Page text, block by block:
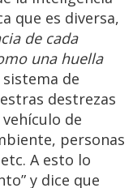
que es diversa,
de cada
una huella
de
destrezas
de
personas
A esto lo
y dice que